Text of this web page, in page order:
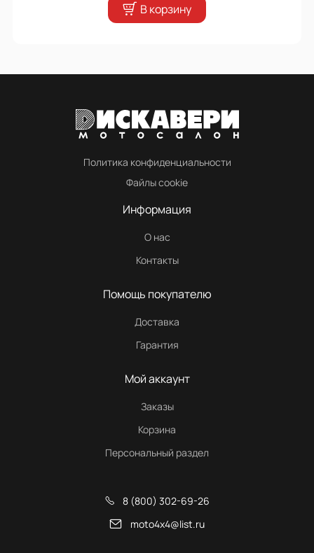
В корзину
Политика конфиденциальности
Файлы cookie
Информация
О нас
Контакты
Помощь покупателю
Доставка
Гарантия
Мой аккаунт
Заказы
Корзина
Персональный раздел
8 (800) 302-69-26
moto4x4@list.ru